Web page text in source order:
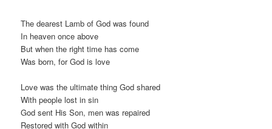
The dearest Lamb of God was found
In heaven once above
But when the right time has come
Was born, for God is love
Love was the ultimate thing God shared
With people lost in sin
God sent His Son, men was repaired
Restored with God within